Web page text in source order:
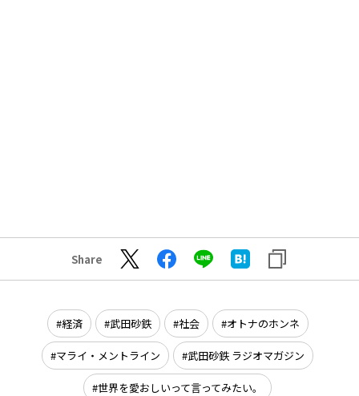
Share
経済 武田砂鉄 社会 オトナのホンネ
マライ・メントライン 武田砂鉄 ラジオマガジン
世界を愛おしいって言ってみたい。